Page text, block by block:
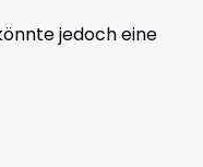
jedoch eine